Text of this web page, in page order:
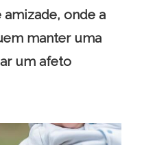
onde a
manter uma
um afeto